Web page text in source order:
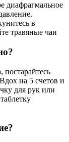
диафрагмальное
в
травяные чаи
постарайтесь
на 5 счетов и
для рук или